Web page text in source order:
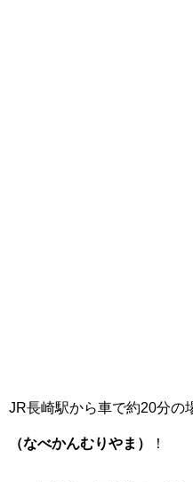
JR長崎駅から車で約20分の
（なべかんむりやま） ！